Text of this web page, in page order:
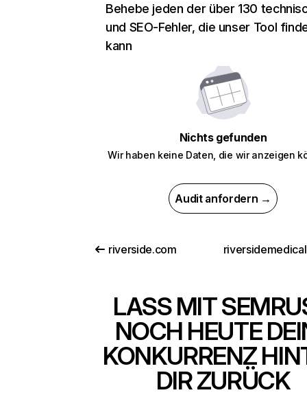
Behebe jeden der über 130
und SEO-Fehler, die unser Tool
kann
Nichts gefunden
Wir haben keine Daten, die wir anzeigen
Audit anfordern →
riverside.com
LASS MIT
NOCH HEUTE
KONKURRENZ
DIR ZURÜCK